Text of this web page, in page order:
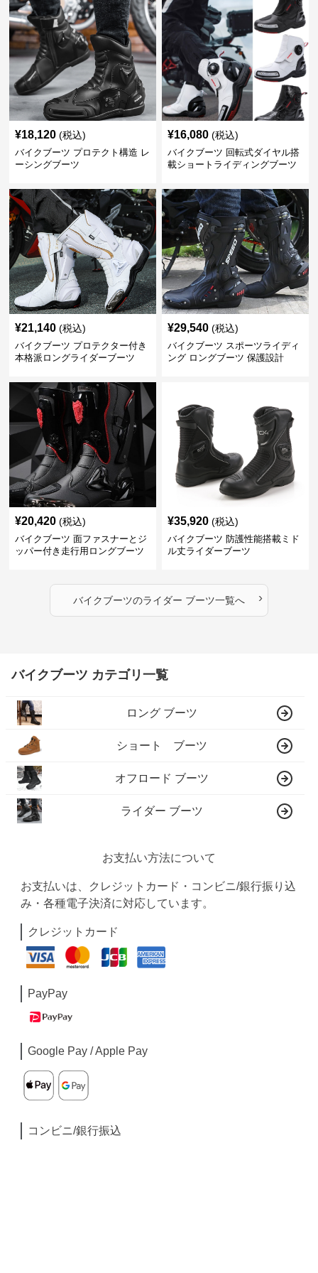
¥18,120 (税込)
バイクブーツ プロテクト構造 レ
ーシングブーツ
¥16,080 (税込)
バイクブーツ 回転式ダイヤル搭
載ショートライディングブーツ
¥21,140 (税込)
バイクブーツ プロテクター付き
本格派ロングライダーブーツ
¥29,540 (税込)
バイクブーツ スポーツライディ
ング ロングブーツ 保護設計
¥20,420 (税込)
バイクブーツ 面ファスナーとジ
ッパー付き走行用ロングブーツ
¥35,920 (税込)
バイクブーツ 防護性能搭載ミド
ル丈ライダーブーツ
バイクブーツのライダー ブーツ一覧へ ›
バイクブーツ カテゴリ一覧
ロング ブーツ
ショート ブーツ
オフロード ブーツ
ライダー ブーツ
お支払い方法について
お支払いは、クレジットカード・コンビニ/銀行振り込
み・各種電子決済に対応しています。
クレジットカード
PayPay
Google Pay / Apple Pay
コンビニ/銀行振込